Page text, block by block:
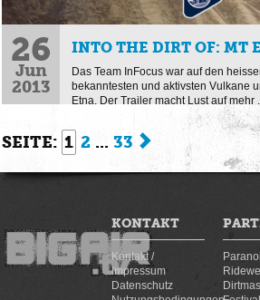
26
Jun
2013
INTO THE DIRT OF: MT
Das Team InFocus war auf den
bekanntesten und aktivsten Vulkane
Etna. Der Trailer macht Lust auf mehr
SEITE: 1 2 ...33
KONTAKT
Kontakt /
Impressum
Datenschutz